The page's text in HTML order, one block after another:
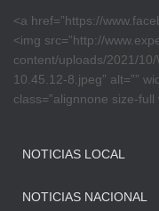
<a href=”https://
<img src=”http://
content/uploads/2021/
10.45.12-8.jpeg” alt=””
class=”alignnone size-
NOTICIAS LOCAL
NOTICIAS NACIONAL